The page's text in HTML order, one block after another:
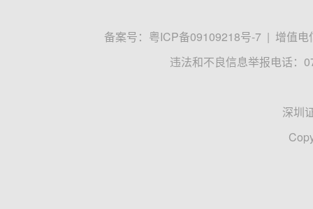
备案号： 粤ICP备09109218号-7 | 增值电
违法和不良信息举报电话：
深圳